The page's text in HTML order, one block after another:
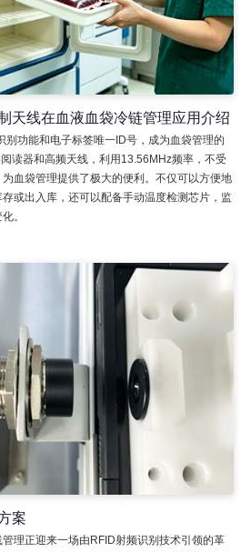
天线在血液血袋冷链管理应用介绍
别功能和电子标签唯一ID号，成为血袋管理的
读器和高频天线，利用13.56MHz频率，不受
血袋管理提供了极大的便利。不仅可以方便地
或出入库，还可以配备手动温度检测芯片，监
。
案
理正迎来一场由RFID射频识别技术引领的革